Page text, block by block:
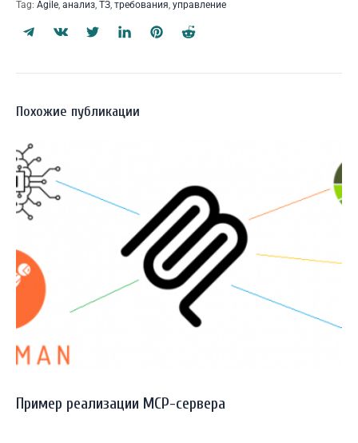
Tag: Agile, анализ, ТЗ, требования, управление
Похожие публикации
Пример реализации MCP-сервера